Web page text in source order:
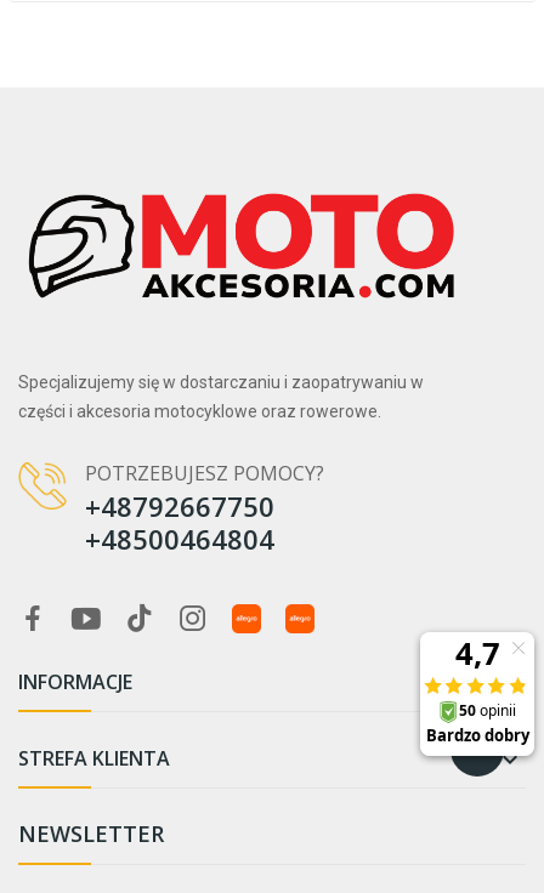
Specjalizujemy się w dostarczaniu i zaopatrywaniu w
części i akcesoria motocyklowe oraz rowerowe.
POTRZEBUJESZ POMOCY?
+48792667750
+48500464804
INFORMACJE 
STREFA KLIENTA 
NEWSLETTER